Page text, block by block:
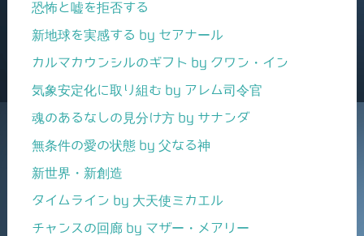
恐怖と嘘を拒否する
新地球を実感する by セアナール
カルマカウンシルのギフト by クワン・イン
気象安定化に取り組む by アレム司令官
魂のあるなしの見分け方 by サナンダ
無条件の愛の状態 by 父なる神
新世界・新創造
タイムライン by 大天使ミカエル
チャンスの回廊 by マザー・メアリー